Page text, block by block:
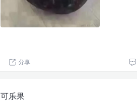
分享
可乐果